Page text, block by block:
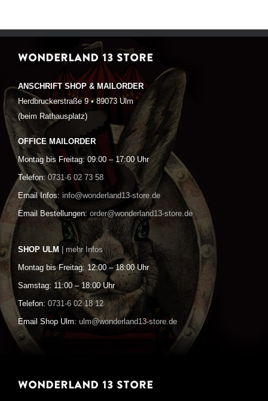
WONDERLAND 13 STORE
ANSCHRIFT SHOP & MAILORDER
Herdbruckerstraße 9 • 89073 Ulm
(beim Rathausplatz)
OFFICE MAILORDER
Montag bis Freitag: 09:00 – 17:00 Uhr
Telefon: 0731-6 02 73 58
Email Infos: info@wonderland13-store.de
Email Bestellungen: order@wonderland13-store.de
SHOP ULM | mehr Infos
Montag bis Freitag: 12:00 – 18:00 Uhr
Samstag: 11:00 – 18:00 Uhr
Telefon: 0731-6 02 18 12
Email Shop Ulm: ulm@wonderland13-store.de
WONDERLAND 13 STORE